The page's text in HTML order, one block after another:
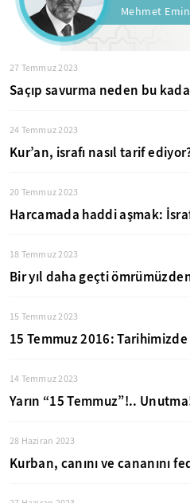
Mehmet Emin
27 Temmuz 2023
Saçıp savurma neden bu
24 Temmuz 2023
Kur’an, israfı nasıl tarif
20 Temmuz 2023
Harcamada haddi aşmak:
18 Temmuz 2023
Bir yıl daha geçti
15 Temmuz 2023
15 Temmuz 2016:
14 Temmuz 2023
Yarın “15 Temmuz”!..
28 Haziran 2023
Kurban, canını ve cananını